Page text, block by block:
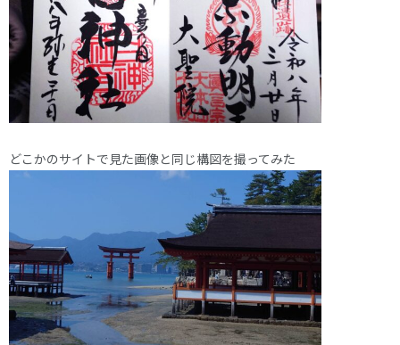
どこかのサイトで見た画像と同じ構図を撮ってみた